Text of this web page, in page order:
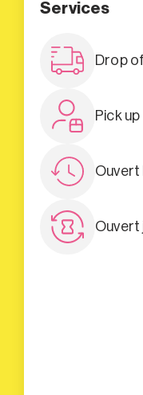
Services
Drop
Pick up
Ouvert
Ouvert